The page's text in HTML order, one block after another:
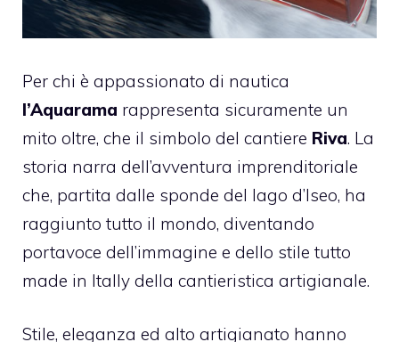
Per chi è appassionato di nautica
l’Aquarama rappresenta sicuramente un
mito oltre, che il simbolo del cantiere Riva. La
storia narra dell’avventura imprenditoriale
che, partita dalle sponde del lago d’Iseo, ha
raggiunto tutto il mondo, diventando
portavoce dell’immagine e dello stile tutto
made in Itally della cantieristica artigianale.
Stile, eleganza ed alto artigianato hanno